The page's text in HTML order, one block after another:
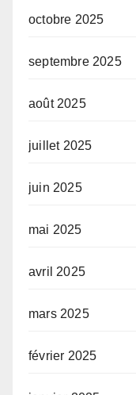
octobre 2025
septembre 2025
août 2025
juillet 2025
juin 2025
mai 2025
avril 2025
mars 2025
février 2025